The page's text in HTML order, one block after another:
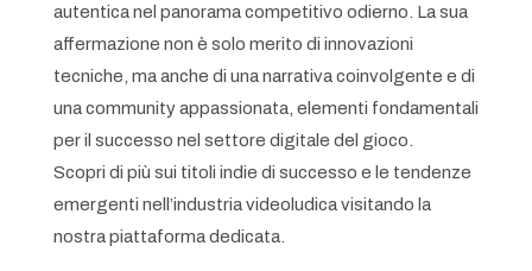
autentica nel panorama competitivo odierno. La sua
affermazione non è solo merito di innovazioni
tecniche, ma anche di una narrativa coinvolgente e di
una community appassionata, elementi fondamentali
per il successo nel settore digitale del gioco.
Scopri di più sui titoli indie di successo e le tendenze
emergenti nell’industria videoludica visitando la
nostra piattaforma dedicata.